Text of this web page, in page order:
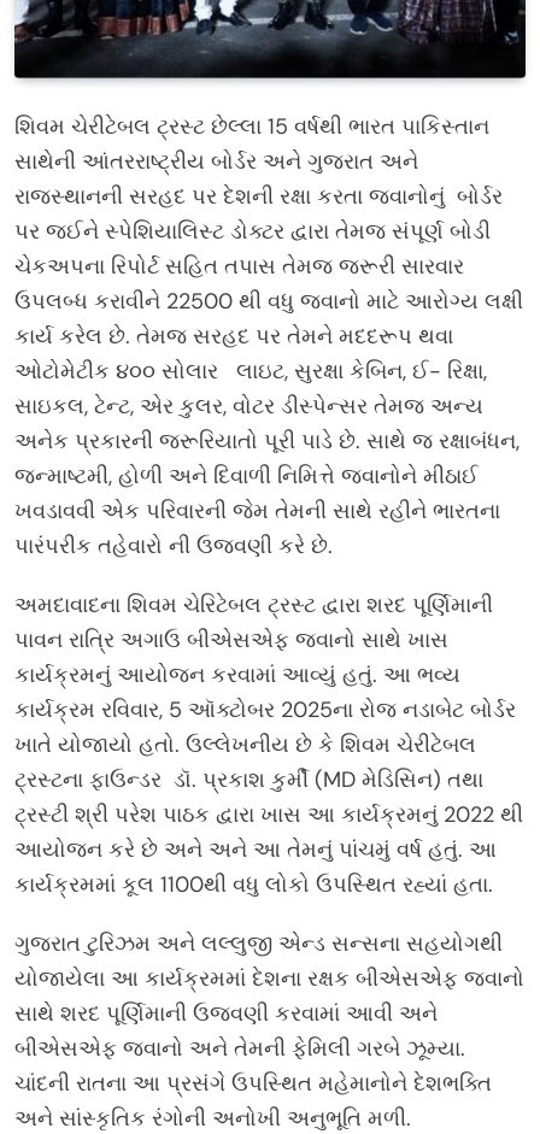
શિવમ ચેરીટેબલ ટ્રસ્ટ છેલ્લા 15 વર્ષથી ભારત પાકિસ્તાન
સાથેની આંતરરાષ્ટ્રીય બોર્ડર અને ગુજરાત અને
રાજસ્થાનની સરહદ પર દેશની રક્ષા કરતા જવાનોનું બોર્ડર
પર જઈને સ્પેશિયાલિસ્ટ ડોક્ટર દ્વારા તેમજ સંપૂર્ણ બોડી
ચેકઅપના રિપોર્ટ સહિત તપાસ તેમજ જરૂરી સારવાર
ઉપલબ્ધ કરાવીને 22500 થી વધુ જવાનો માટે આરોગ્ય લક્ષી
કાર્ય કરેલ છે. તેમજ સરહદ પર તેમને મદદરૂપ થવા
ઓટોમેટીક ૪૦૦ સોલાર લાઇટ, સુરક્ષા કેબિન, ઈ- રિક્ષા,
સાઇકલ, ટેન્ટ, એર કુલર, વોટર ડીસ્પેન્સર તેમજ અન્ય
અનેક પ્રકારની જરૂરિયાતો પૂરી પાડે છે. સાથે જ રક્ષાબંધન,
જન્માષ્ટમી, હોળી અને દિવાળી નિમિત્તે જવાનોને મીઠાઈ
ખવડાવવી એક પરિવારની જેમ તેમની સાથે રહીને ભારતના
પારંપરીક તહેવારો ની ઉજવણી કરે છે.
અમદાવાદના શિવમ ચેરિટેબલ ટ્રસ્ટ દ્વારા શરદ પૂર્ણિમાની
પાવન રાત્રિ અગાઉ બીએસએફ જવાનો સાથે ખાસ
કાર્યક્રમનું આયોજન કરવામાં આવ્યું હતું. આ ભવ્ય
કાર્યક્રમ રવિવાર, 5 ઑક્ટોબર 2025ના રોજ નડાબેટ બોર્ડર
ખાતે યોજાયો હતો. ઉલ્લેખનીય છે કે શિવમ ચેરીટેબલ
ટ્રસ્ટના ફાઉન્ડર ડૉ. પ્રકાશ કુર્મી (MD મેડિસિન) તથા
ટ્રસ્ટી શ્રી પરેશ પાઠક દ્વારા ખાસ આ કાર્યક્રમનું 2022 થી
આયોજન કરે છે અને અને આ તેમનું પાંચમું વર્ષ હતું. આ
કાર્યક્રમમાં કૂલ 1100થી વધુ લોકો ઉપસ્થિત રહ્યાં હતા.
ગુજરાત ટુરિઝમ અને લલ્લુજી એન્ડ સન્સના સહયોગથી
યોજાયેલા આ કાર્યક્રમમાં દેશના રક્ષક બીએસએફ જવાનો
સાથે શરદ પૂર્ણિમાની ઉજવણી કરવામાં આવી અને
બીએસએફ જવાનો અને તેમની ફેમિલી ગરબે ઝૂમ્યા.
ચાંદની રાતના આ પ્રસંગે ઉપસ્થિત મહેમાનોને દેશભક્તિ
અને સાંસ્કૃતિક રંગોની અનોખી અનુભૂતિ મળી.